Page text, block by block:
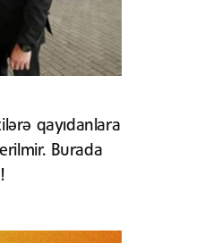
qayıdanlara
Burada